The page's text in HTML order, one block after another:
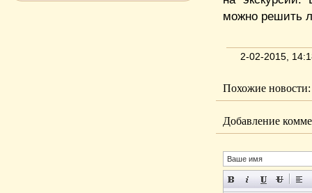
можно решить
2-02-2015,
Похожие новости:
Добавление